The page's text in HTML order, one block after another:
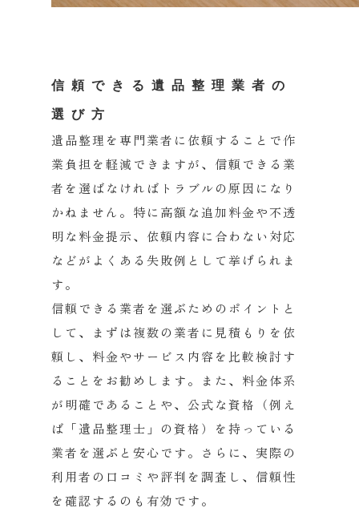
信頼できる遺品整理業者の
選び方
遺品整理を専門業者に依頼することで作
業負担を軽減できますが、 信頼できる業
者を選ばなければトラブルの原因になり
かねません。 特に高額な追加料金や不透
明な料金提示、 依頼内容に合わない対応
などがよくある失敗例として挙げられま
す。
信頼できる業者を選ぶためのポイントと
して、
まずは複数の業者に見積もりを依
頼し、 料金やサービス内容を比較検討す
ることをお勧めします。また、 料金体系
が明確であることや、公式な資格（例え
ば「遺品整理士」 の資格）を持っている
業者を選ぶと安心です。さらに、 実際の
利用者の口コミや評判を調査し、 信頼性
を確認するのも有効です。